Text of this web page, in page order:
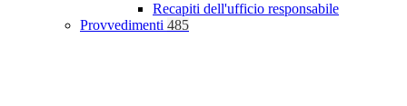
Recapiti dell'ufficio responsabile
Provvedimenti 485